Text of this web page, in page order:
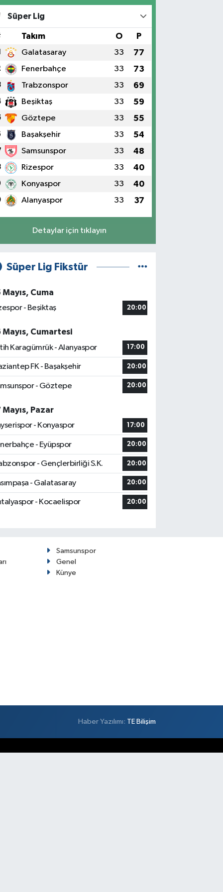
Süper Lig
Takım O P
Galatasaray 33 77
Fenerbahçe 33 73
Trabzonspor 33 69
Beşiktaş 33 59
Göztepe 33 55
Başakşehir 33 54
Samsunspor 33 48
Rizespor 33 40
Konyaspor 33 40
Alanyaspor 33 37
Detaylar için tıklayın
Süper Lig Fikstür
Mayıs, Cuma
- Beşiktaş
20:00
Mayıs, Cumartesi
Karagümrük - Alanyaspor
17:00
FK - Başakşehir 20:00
- Göztepe 20:00
Mayıs, Pazar
- Konyaspor
17:00
- Eyüpspor 20:00
- Gençlerbirliği S.K. 20:00
- Galatasaray 20:00
- Kocaelispor 20:00
Samsunspor
Genel
Künye
Haber Yazılımı: TE Bilişim